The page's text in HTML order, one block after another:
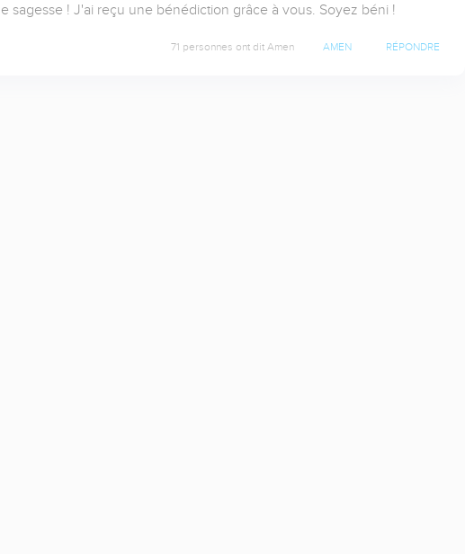
sagesse ! J'ai reçu une bénédiction grâce à vous. Soyez béni !
71 personnes ont dit Amen AMEN RÉPONDRE